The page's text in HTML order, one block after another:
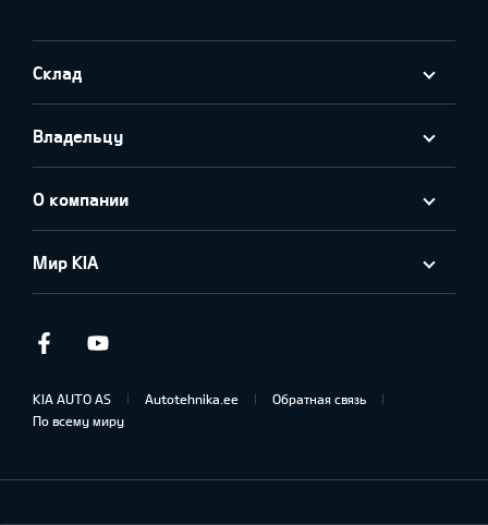
Склад
Владельцу
О компании
Мир KIA
Facebook
KIA AUTO AS Autotehnika.ee
Обратная связь
По всему миру